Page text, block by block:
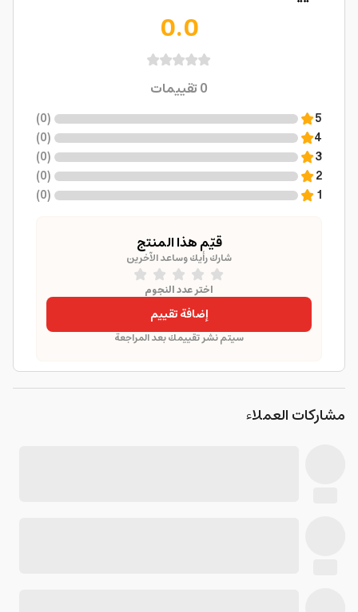
0.0
0تقييمات
5
(
0
)
4
(
0
)
3
(
0
)
2
(
0
)
1
(
0
)
قيّم هذا المنتج
شارك رأيك وساعد الآخرين
اختر عدد النجوم
إضافة تقييم
سيتم نشر تقييمك بعد المراجعة
مشاركات العملاء